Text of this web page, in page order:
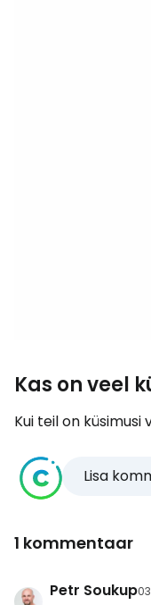
Kas on veel
Kui teil on
Lisa
1 kommentaar
Petr Soukup